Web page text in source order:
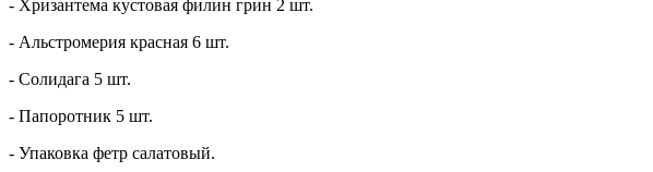
- Хризантема кустовая филин грин 2 шт.
- Альстромерия красная 6 шт.
- Солидага 5 шт.
- Папоротник 5 шт.
- Упаковка фетр салатовый.